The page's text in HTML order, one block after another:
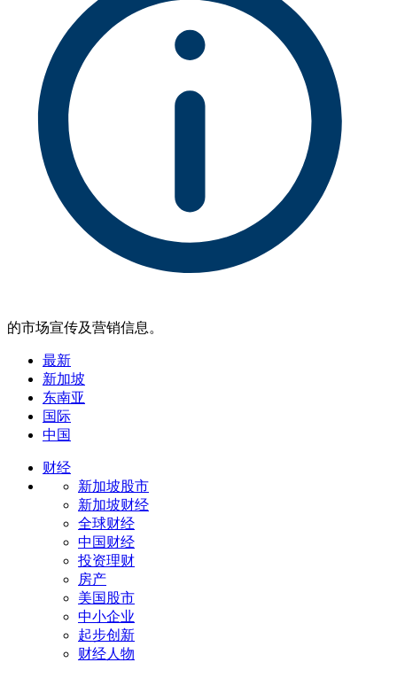
的市场宣传及营销信息。
最新
新加坡
东南亚
国际
中国
财经
新加坡股市
新加坡财经
全球财经
中国财经
投资理财
房产
美国股市
中小企业
起步创新
财经人物